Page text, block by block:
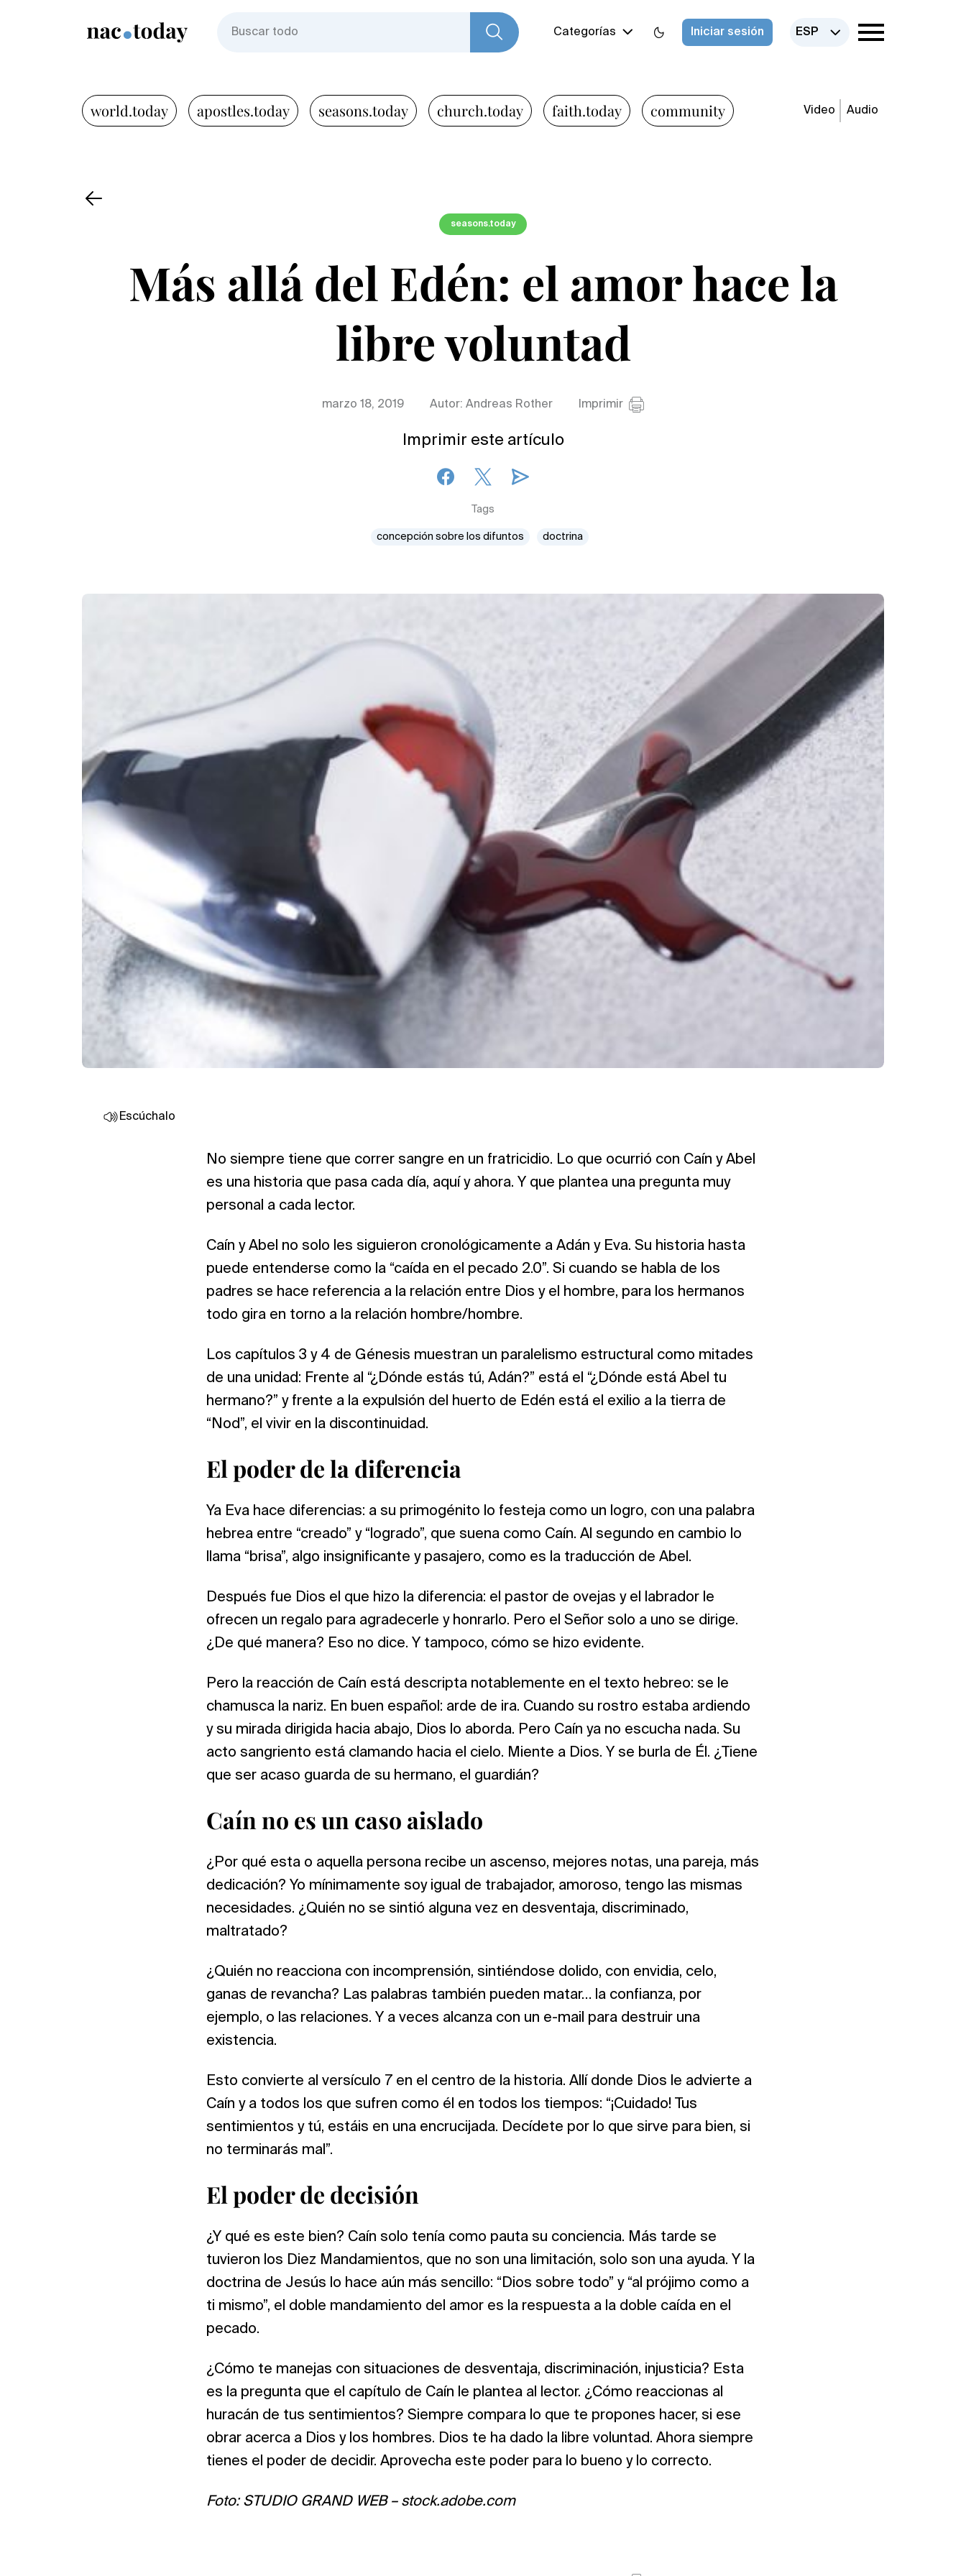
Categorías Iniciar sesión ESP
world.today apostles.today seasons.today church.today faith.today community Video Audio
seasons.today
Más allá del Edén: el amor hace la
libre voluntad
marzo 18, 2019 Autor: Andreas Rother Imprimir
Imprimir este artículo
Tags
concepción sobre los difuntos doctrina
Escúchalo
No siempre tiene que correr sangre en un fratricidio. Lo que ocurrió con Caín y Abel
es una historia que pasa cada día, aquí y ahora. Y que plantea una pregunta muy
personal a cada lector.
Caín y Abel no solo les siguieron cronológicamente a Adán y Eva. Su historia hasta
puede entenderse como la “caída en el pecado 2.0”. Si cuando se habla de los
padres se hace referencia a la relación entre Dios y el hombre, para los hermanos
todo gira en torno a la relación hombre/hombre.
Los capítulos 3 y 4 de Génesis muestran un paralelismo estructural como mitades
de una unidad: Frente al “¿Dónde estás tú, Adán?” está el “¿Dónde está Abel tu
hermano?” y frente a la expulsión del huerto de Edén está el exilio a la tierra de
“Nod”, el vivir en la discontinuidad.
El poder de la diferencia
Ya Eva hace diferencias: a su primogénito lo festeja como un logro, con una palabra
hebrea entre “creado” y “logrado”, que suena como Caín. Al segundo en cambio lo
llama “brisa”, algo insignificante y pasajero, como es la traducción de Abel.
Después fue Dios el que hizo la diferencia: el pastor de ovejas y el labrador le
ofrecen un regalo para agradecerle y honrarlo. Pero el Señor solo a uno se dirige.
¿De qué manera? Eso no dice. Y tampoco, cómo se hizo evidente.
Pero la reacción de Caín está descripta notablemente en el texto hebreo: se le
chamusca la nariz. En buen español: arde de ira. Cuando su rostro estaba ardiendo
y su mirada dirigida hacia abajo, Dios lo aborda. Pero Caín ya no escucha nada. Su
acto sangriento está clamando hacia el cielo. Miente a Dios. Y se burla de Él. ¿Tiene
que ser acaso guarda de su hermano, el guardián?
Caín no es un caso aislado
¿Por qué esta o aquella persona recibe un ascenso, mejores notas, una pareja, más
dedicación? Yo mínimamente soy igual de trabajador, amoroso, tengo las mismas
necesidades. ¿Quién no se sintió alguna vez en desventaja, discriminado,
maltratado?
¿Quién no reacciona con incomprensión, sintiéndose dolido, con envidia, celo,
ganas de revancha? Las palabras también pueden matar… la confianza, por
ejemplo, o las relaciones. Y a veces alcanza con un e-mail para destruir una
existencia.
Esto convierte al versículo 7 en el centro de la historia. Allí donde Dios le advierte a
Caín y a todos los que sufren como él en todos los tiempos: “¡Cuidado! Tus
sentimientos y tú, estáis en una encrucijada. Decídete por lo que sirve para bien, si
no terminarás mal”.
El poder de decisión
¿Y qué es este bien? Caín solo tenía como pauta su conciencia. Más tarde se
tuvieron los Diez Mandamientos, que no son una limitación, solo son una ayuda. Y la
doctrina de Jesús lo hace aún más sencillo: “Dios sobre todo” y “al prójimo como a
ti mismo”, el doble mandamiento del amor es la respuesta a la doble caída en el
pecado.
¿Cómo te manejas con situaciones de desventaja, discriminación, injusticia? Esta
es la pregunta que el capítulo de Caín le plantea al lector. ¿Cómo reaccionas al
huracán de tus sentimientos? Siempre compara lo que te propones hacer, si ese
obrar acerca a Dios y los hombres. Dios te ha dado la libre voluntad. Ahora siempre
tienes el poder de decidir. Aprovecha este poder para lo bueno y lo correcto.
Foto: STUDIO GRAND WEB – stock.adobe.com